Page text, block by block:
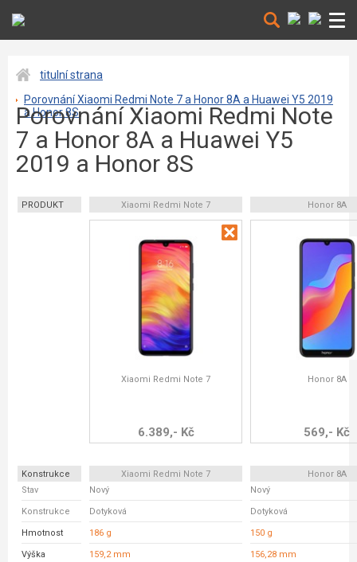
titulní strana
Porovnání Xiaomi Redmi Note 7 a Honor 8A a Huawei Y5 2019
a Honor 8S
Porovnání Xiaomi Redmi Note
7 a Honor 8A a Huawei Y5
2019 a Honor 8S
PRODUKT Xiaomi Redmi Note 7 Honor 8A
Xiaomi Redmi Note 7
6.389,- Kč
Honor 8A
569,- Kč
Konstrukce Xiaomi Redmi Note 7
Honor 8A
Stav
Nový Nový
Konstrukce Dotyková Dotyková
Hmotnost 186 g 150 g
Výška 159,2 mm 156,28 mm